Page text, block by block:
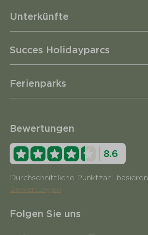
Unterkünfte
Succes Holidayparcs
Ferienparks
Bewertungen
8.6
Durchschnittliche Punktzahl
Bewertungen
Folgen Sie uns